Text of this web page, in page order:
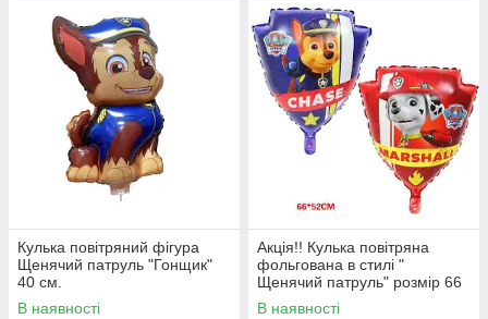
Кулька повітряний фігура
Щенячий патруль "Гонщик"
40 см.
В наявності
Акція!! Кулька повітряна
фольгована в стилі "
Щенячий патруль" розмір 66
см. * 52 см.
В наявності